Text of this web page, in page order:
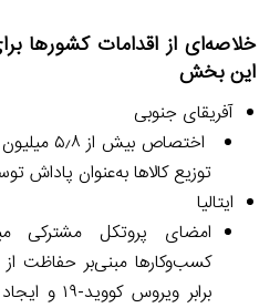
خلاصه‌ای از اقدامات کشورها
این بخش
آفریقای جنوبی
اختصاص
توزیع کالاها به‌عنوان
ایتالیا
امضای پروتکل مشترکی
کسب‌وکارها مبنی‌بر حفاظت
برابر